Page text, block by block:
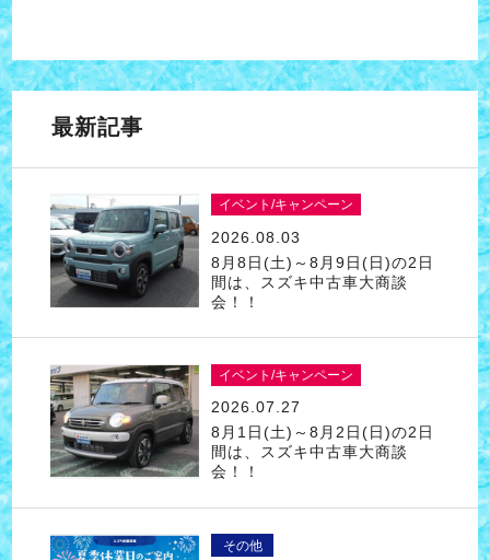
最新記事
イベント/キャンペーン
2026.08.03
8月8日(土)～8月9日(日)の2日
間は、スズキ中古車大商談
会！！
イベント/キャンペーン
2026.07.27
8月1日(土)～8月2日(日)の2日
間は、スズキ中古車大商談
会！！
その他